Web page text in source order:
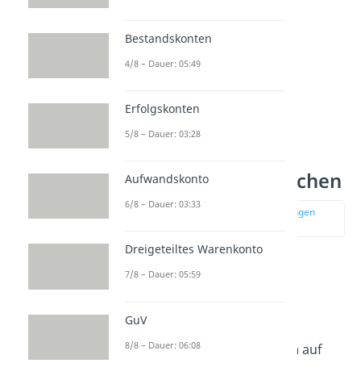
Aufwandskonto buchen
zur Stelle im Video springen
Bei der Buchung
folgendermaßen vor:
Buche die
Aufwendungen auf
Bestandskonten
4/8 – Dauer: 05:49
Erfolgskonten
5/8 – Dauer: 03:28
Aufwandskonto
6/8 – Dauer: 03:33
Dreigeteiltes Warenkonto
7/8 – Dauer: 05:59
GuV
8/8 – Dauer: 06:08